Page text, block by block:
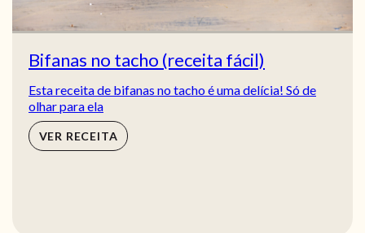
Bifanas no tacho (receita fácil)
Esta receita de bifanas no tacho é uma delícia! Só de
olhar para ela
VER RECEITA